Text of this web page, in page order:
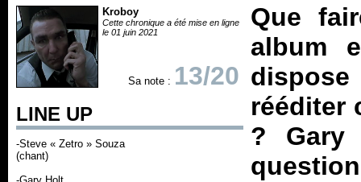
Kroboy
Cette chronique a été mise en ligne
le 01 juin 2021
Sa note : 13/20
LINE UP
-Steve « Zetro » Souza
(chant)
Que
album
rééditer
? Gary